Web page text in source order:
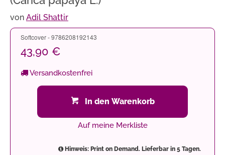
von Adil Shattir
Softcover - 9786208192143
43,90 €
Versandkostenfrei
In den Warenkorb
Auf meine Merkliste
Hinweis: Print on Demand. Lieferbar in 5 Tagen.